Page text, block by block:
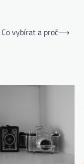
vybírat a proč⟶